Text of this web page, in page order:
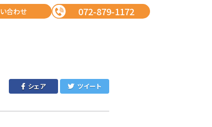
合わせ 072-879-1172
シェア ツイート